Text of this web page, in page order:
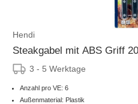
Hendi
Steakgabel mit ABS Griff
3 - 5 Werktage
Anzahl pro VE: 6
Außenmaterial: Plastik